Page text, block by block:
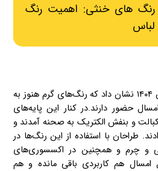
رنگ های خنثی: اهمیت رنگ
مرور کالکشن‌های پاییز و زمستان ۱۴۰۴ نشان داد که رنگ‌های گرم هنوز به
حضور دارند.در کنار این پایه‌های
و بنفش الکتریک به صحنه آمدند و
طراحان با استفاده از این رنگ‌ها در
و چرم و همچنین در اکسسوری‌های
هم کاربردی باقی مانده و هم